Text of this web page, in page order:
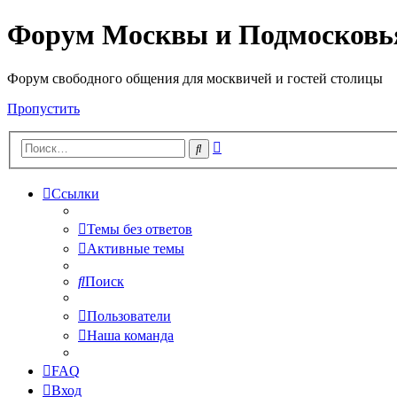
Форум Москвы и
Форум свободного общения для москвичей и гостей столицы
Пропустить
Поиск
Ссылки
Темы без ответов
Активные темы
Поиск
Пользователи
Наша команда
FAQ
Вход